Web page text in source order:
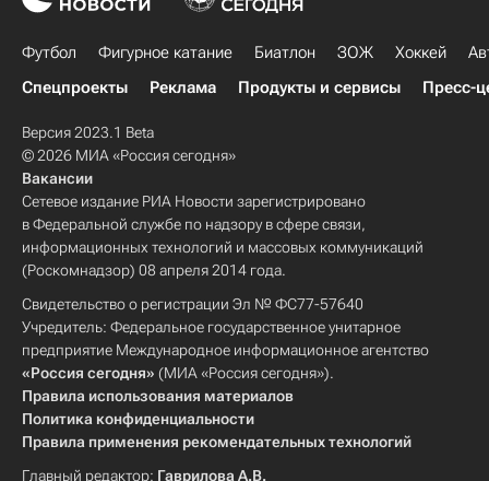
Футбол Фигурное катание Биатлон ЗОЖ Хоккей
Спецпроекты
Реклама Продукты и сервисы Пресс-
Версия 2023.1 Beta
© 2026 МИА «Россия сегодня»
Вакансии
Сетевое издание РИА Новости зарегистрировано
в Федеральной службе по надзору в сфере связи,
информационных технологий и массовых коммуникаций
(Роскомнадзор) 08 апреля 2014 года.
Свидетельство о регистрации Эл № ФС77-57640
Учредитель: Федеральное государственное унитарное
предприятие Международное информационное агентство
«Россия сегодня» (МИА «Россия сегодня»).
Правила использования материалов
Политика конфиденциальности
Правила применения рекомендательных технологий
Главный редактор: Гаврилова А.В.